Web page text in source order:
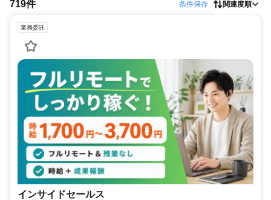
719件 条件保存 関連度順
業務委託
インサイドセールス